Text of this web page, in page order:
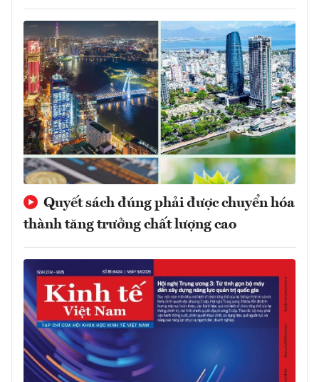
Quyết sách đúng phải được chuyển hóa
thành tăng trưởng chất lượng cao